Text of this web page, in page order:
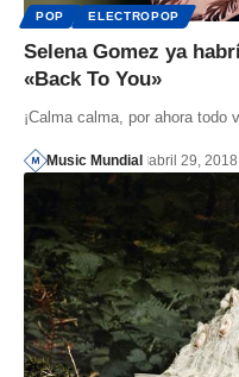
POP ELECTROPOP
Selena Gomez ya
«Back To You»
¡Calma calma, por ahora todo
Music Mundial abril 29, 2018